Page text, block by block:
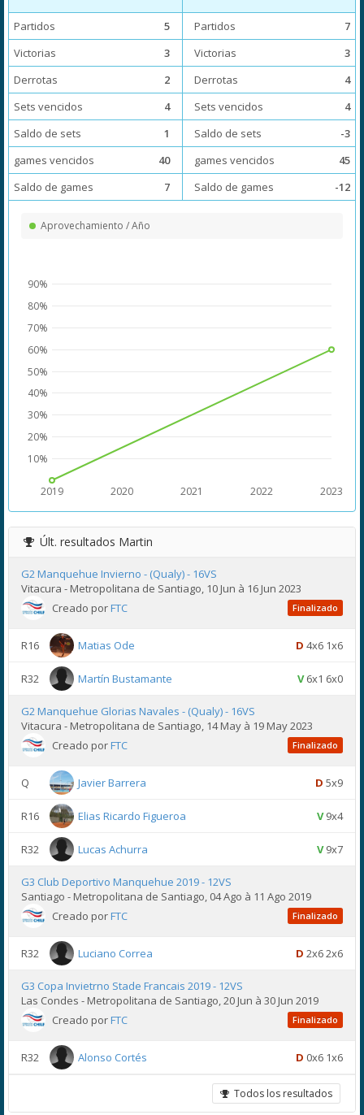
Partidos
5
Victorias
3
Derrotas
2
Sets vencidos
4
Saldo de sets
1
games vencidos
40
Saldo de games
7
Partidos
7
Victorias
3
Derrotas
4
Sets vencidos
4
Saldo de sets
-3
games vencidos
45
Saldo de games
-12
Aprovechamiento / Año
2019 2020 2021 2022 2023
10%
20%
30%
40%
50%
60%
70%
80%
90%
Últ. resultados Martin
G2 Manquehue Invierno - (Qualy) - 16VS
Vitacura - Metropolitana de Santiago, 10 Jun à 16 Jun 2023
Creado porFTC Finalizado
R16 Matias Ode D 4x6 1x6
R32 Martín Bustamante V6x1 6x0
G2 Manquehue Glorias Navales - (Qualy) - 16VS
Vitacura - Metropolitana de Santiago, 14 May à 19 May 2023
Creado porFTC Finalizado
Q Javier Barrera D 5x9
R16 Elias Ricardo Figueroa V9x4
R32 Lucas Achurra V9x7
G3 Club Deportivo Manquehue 2019 - 12VS
Santiago - Metropolitana de Santiago, 04 Ago à 11 Ago 2019
Creado porFTC Finalizado
R32 Luciano Correa D 2x6 2x6
G3 Copa Invietrno Stade Francais 2019 - 12VS
Las Condes - Metropolitana de Santiago, 20 Jun à 30 Jun 2019
Creado porFTC Finalizado
R32 Alonso Cortés D 0x6 1x6
Todos los resultados